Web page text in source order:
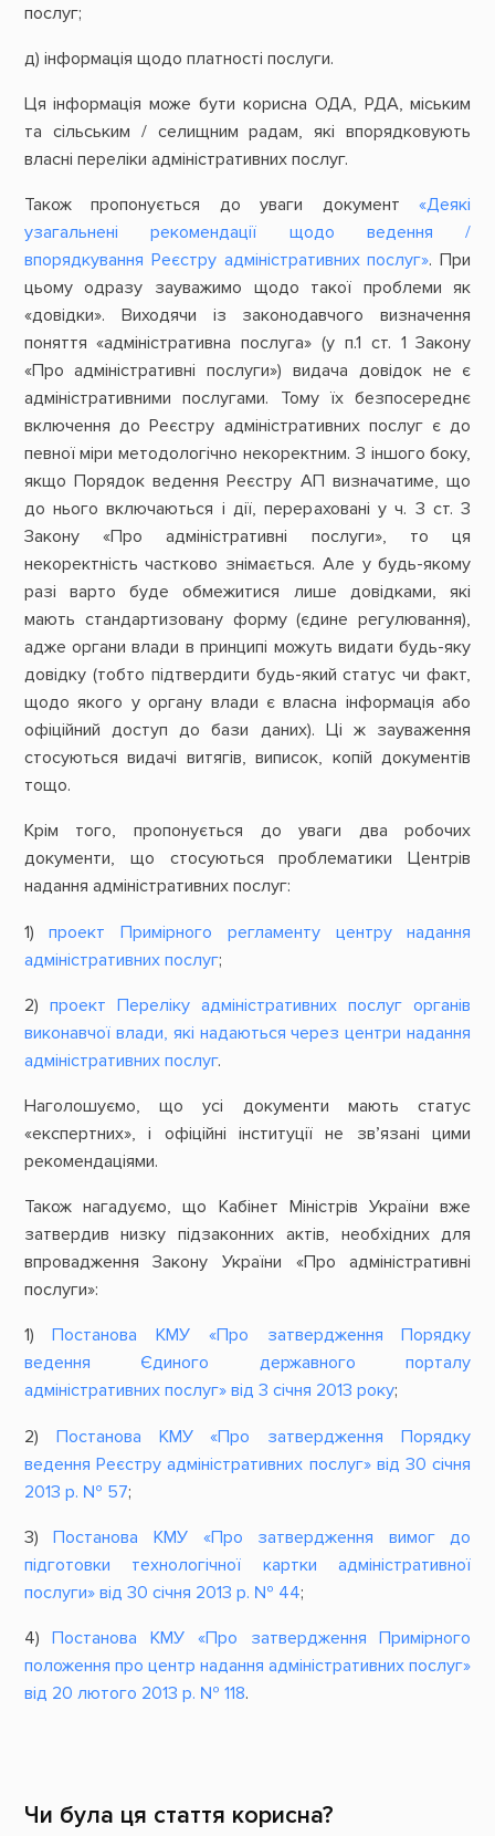
послуг;
д) інформація щодо платності послуги.
Ця інформація може бути корисна ОДА, РДА, міським
та сільським / селищним радам, які впорядковують
власні переліки адміністративних послуг.
Також пропонується до уваги документ«Деякі
узагальнені рекомендації щодо ведення /
впорядкування Реєстру адміністративних послуг». При
цьому одразу зауважимо щодо такої проблеми як
«довідки». Виходячи із законодавчого визначення
поняття «адміністративна послуга» (у п.1 ст. 1 Закону
«Про адміністративні послуги») видача довідок не є
адміністративними послугами. Тому їх безпосереднє
включення до Реєстру адміністративних послуг є до
певної міри методологічно некоректним. З іншого боку,
якщо Порядок ведення Реєстру АП визначатиме, що
до нього включаються і дії, перераховані у ч. 3 ст. 3
Закону «Про адміністративні послуги», то ця
некоректність частково знімається. Але у будь-якому
разі варто буде обмежитися лише довідками, які
мають стандартизовану форму (єдине регулювання),
адже органи влади в принципі можуть видати будь-яку
довідку (тобто підтвердити будь-який статус чи факт,
щодо якого у органу влади є власна інформація або
офіційний доступ до бази даних). Ці ж зауваження
стосуються видачі витягів, виписок, копій документів
тощо.
Крім того, пропонується до уваги два робочих
документи, що стосуються проблематики Центрів
надання адміністративних послуг:
1)проект Примірного регламенту центру надання
адміністративних послуг;
2) проект Переліку адміністративних послуг органів
виконавчої влади, які надаються через центри надання
адміністративних послуг.
Наголошуємо, що усі документи мають статус
«експертних», і офіційні інституції не зв’язані цими
рекомендаціями.
Також нагадуємо, що Кабінет Міністрів України вже
затвердив низку підзаконних актів, необхідних для
впровадження Закону України «Про адміністративні
послуги»:
1)Постанова КМУ «Про затвердження Порядку
ведення Єдиного державного порталу
адміністративних послуг» від 3 січня 2013 року;
2) Постанова КМУ «Про затвердження Порядку
ведення Реєстру адміністративних послуг» від 30 січня
2013 р. № 57;
3)Постанова КМУ «Про затвердження вимог до
підготовки технологічної картки адміністративної
послуги» від 30 січня 2013 р. № 44;
4)Постанова КМУ «Про затвердження Примірного
положення про центр надання адміністративних послуг»
від 20 лютого 2013 р. № 118.
Чи була ця стаття корисна?